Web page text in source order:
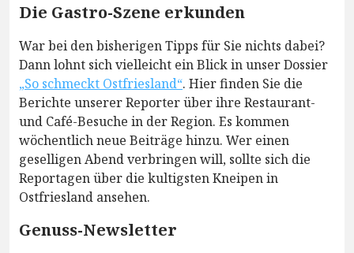
Die Gastro-Szene erkunden
War bei den bisherigen Tipps für Sie nichts dabei?
Dann lohnt sich vielleicht ein Blick in unser Dossier
„So schmeckt Ostfriesland“. Hier finden Sie die
Berichte unserer Reporter über ihre Restaurant-
und Café-Besuche in der Region. Es kommen
wöchentlich neue Beiträge hinzu. Wer einen
geselligen Abend verbringen will, sollte sich die
Reportagen über die kultigsten Kneipen in
Ostfriesland ansehen.
Genuss-Newsletter